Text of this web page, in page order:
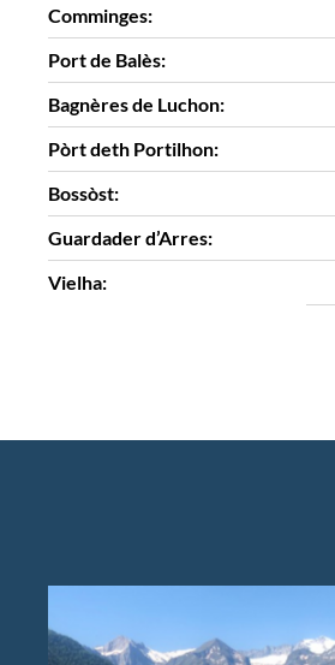
Comminges:
Port de Balès:
Bagnères de Luchon:
Pòrt deth Portilhon:
Bossòst:
Guardader d’Arres:
Vielha: